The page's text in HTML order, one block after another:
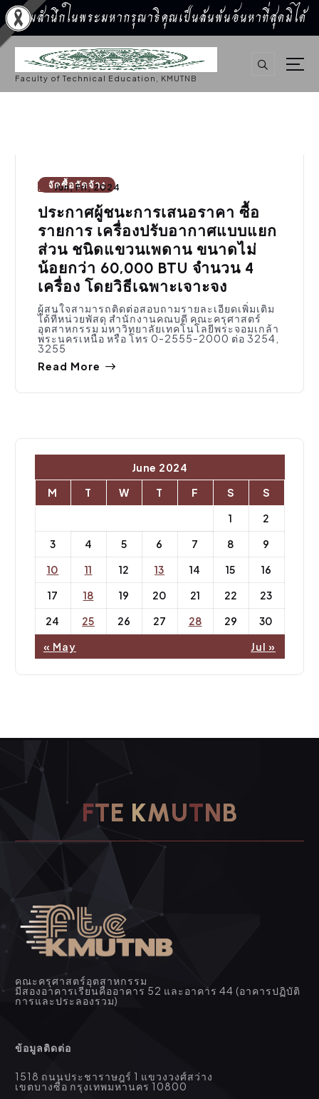
น้อมสำนึกในพระมหากรุณาธิคุณเป็นล้นพ้นอันหาที่สุดมิได้
S
k
o
Faculty of Technical Education, KMUTNB
จัดซื้อจัดจ้าง
Jun, Fri, 2024
ประกาศผู้ชนะการเสนอราคา ซื้อ
รายการ เครื่องปรับอากาศแบบแยก
ส่วน ชนิดแขวนเพดาน ขนาดไม่
น้อยกว่า 60,000 BTU จำนวน 4
เครื่อง โดยวิธีเฉพาะเจาะจง
ผู้สนใจสามารถติดต่อสอบถามรายละเอียดเพิ่มเติม
ได้ที่หน่วยพัสดุ สำนักงานคณบดี คณะครุศาสตร์
อุตสาหกรรม มหาวิทยาลัยเทคโนโลยีพระจอมเกล้า
พระนครเหนือ หรือ โทร 0-2555-2000 ต่อ 3254,
3255
Read More
June 2024
M
T W T F S
S
1
2
3
4 5 6 7 8
9
10
11 12 13 14 15
16
17
18 19 20 21 22
23
24
25 26 27 28 29 30
« May Jul »
FTE KMUTNB
คณะครุศาสตร์อุตสาหกรรม
มีสองอาคารเรียนคืออาคาร 52 และอาคาร 44 (อาคารปฏิบัติ
การและประลองรวม)
ข้อมูลติดต่อ
1518 ถนนประชาราษฎร์ 1 แขวงวงศ์สว่าง
เขตบางซื่อ กรุงเทพมหานคร 10800